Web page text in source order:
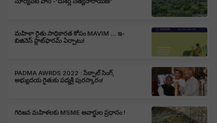
మహిళా రైతు సాధికారత కోసం MAVIM ... ఇ-
బిజినెస్ ప్లాట్‌ఫారమ్‌ ఏర్పాటు!
PADMA AWRDS 2022 : సేఠ్పాల్ సింగ్,
అభ్యుదయ రైతుకు పద్మశ్రీ పురస్కారం!
గిరిజన మహిళలకు MSME అవార్డుల ప్రధానం !